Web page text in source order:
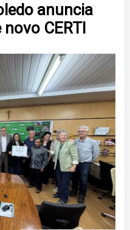
anuncia
CERTI